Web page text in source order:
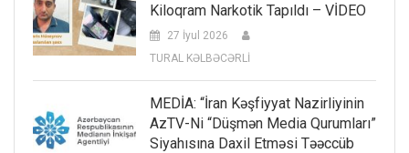
Kiloqram Narkotik Tapıldı – VİDEO
27 İyul 2026
TURAL KƏLBƏCƏRLİ
MEDİA: “İran Kəşfiyyat Nazirliyinin
AzTV-Ni “düşmən Media Qurumları”
Siyahısına Daxil Etməsi Təəccüb